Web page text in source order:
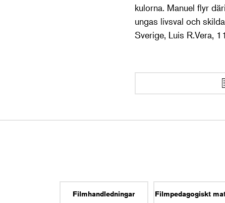
kulorna. Manuel flyr
ungas livsval och
Sverige, Luis R.Vera,
Filmhandledningar Filmpedagogiskt